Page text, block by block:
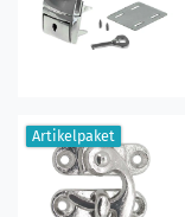
Artikelpaket